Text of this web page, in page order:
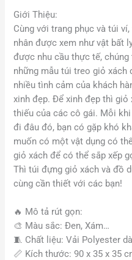
Giới Thiệu:
Cùng với trang phục và túi
nhân được xem như vật bất
được nhu cầu thực tế,
những mẫu túi treo giỏ xách
nhiều tình cảm của khách
xinh đẹp. Để xinh đẹp thì
thiếu của các cô gái. Mỗi
đi đâu đó, bạn có gặp khó
muốn có một vật dụng có
giỏ xách để có thể sắp xếp
Thì túi đựng giỏ xách và đồ
cùng cần thiết với các bạn!
🔥 Mô tả rút gọn:
🎨 Màu sắc: Đen, Xám…
🧵 Chất liệu: Vải Polyester
📏 Kích thước: 90 x 35 x 35